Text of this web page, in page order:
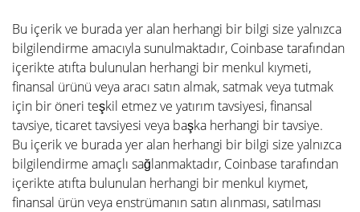
Bu içerik ve burada yer alan herhangi bir bilgi size yalnızca
bilgilendirme amacıyla sunulmaktadır, Coinbase tarafından
içerikte atıfta bulunulan herhangi bir menkul kıymeti,
finansal ürünü veya aracı satın almak, satmak veya tutmak
için bir öneri teşkil etmez ve yatırım tavsiyesi, finansal
tavsiye, ticaret tavsiyesi veya başka herhangi bir tavsiye.
Bu içerik ve burada yer alan herhangi bir bilgi size yalnızca
bilgilendirme amaçlı sağlanmaktadır, Coinbase tarafından
içerikte atıfta bulunulan herhangi bir menkul kıymet,
finansal ürün veya enstrümanın satın alınması, satılması